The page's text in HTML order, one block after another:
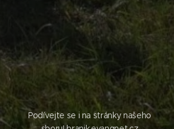
Podívejte se i na stránky našeho